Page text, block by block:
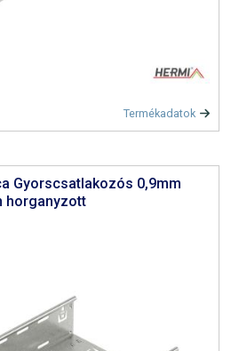
Termékadatok
Gyorscsatlakozós 0,9mm
horganyzott